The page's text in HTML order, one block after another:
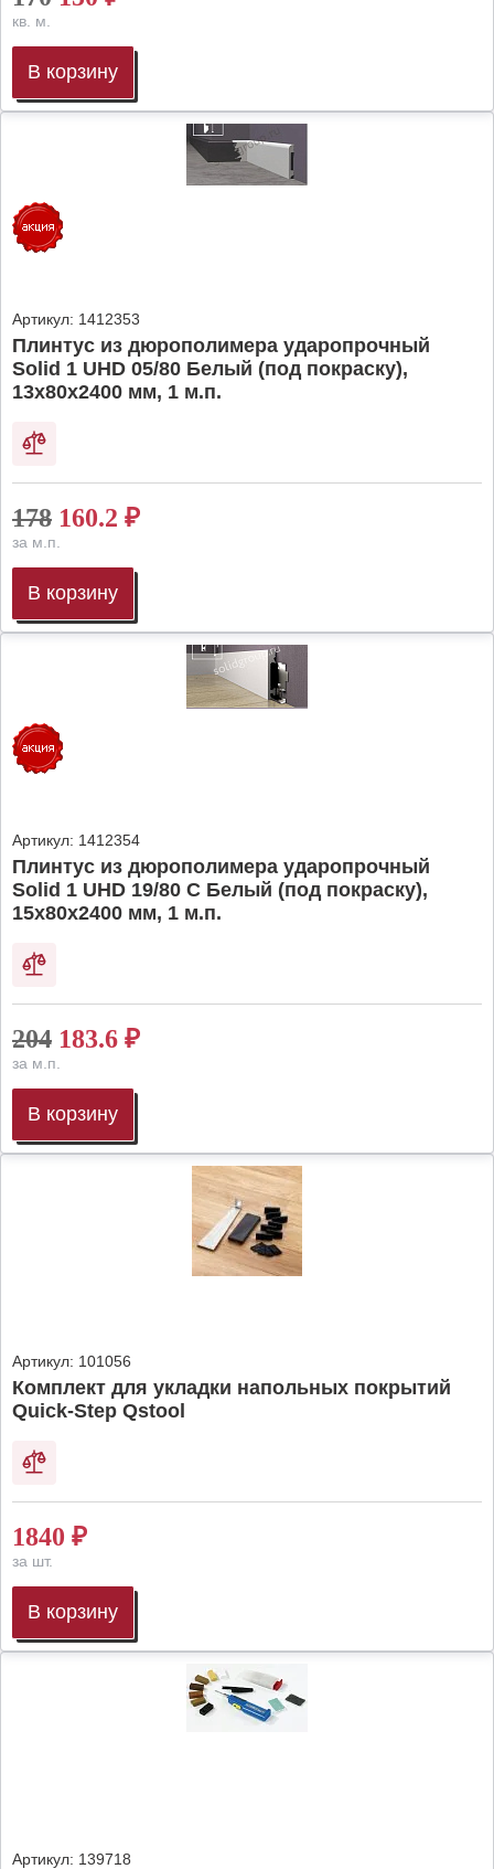
кв. м.
В корзину
Артикул: 1412353
Плинтус из дюрополимера ударопрочный
Solid 1 UHD 05/80 Белый (под покраску),
13х80х2400 мм, 1 м.п.
178 160.2 ₽
за м.п.
В корзину
Артикул: 1412354
Плинтус из дюрополимера ударопрочный
Solid 1 UHD 19/80 C Белый (под покраску),
15х80х2400 мм, 1 м.п.
204 183.6 ₽
за м.п.
В корзину
Артикул: 101056
Комплект для укладки напольных покрытий
Quick-Step Qstool
1840 ₽
за шт.
В корзину
Артикул: 139718